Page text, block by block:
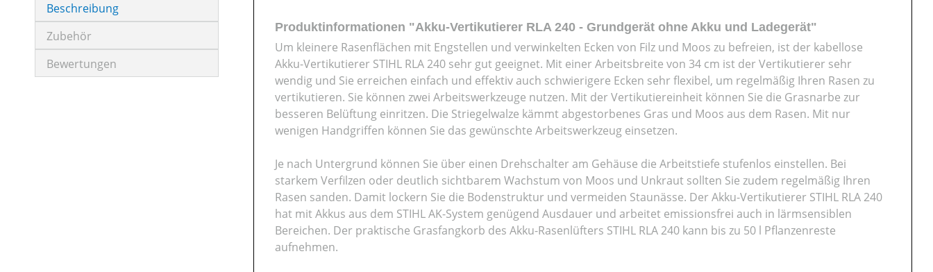
Beschreibung
Zubehör
Bewertungen
Produktinformationen "Akku-Vertikutierer RLA 240 - Grundgerät ohne Akku und Ladegerät"
Um kleinere Rasenflächen mit Engstellen und verwinkelten Ecken von Filz und Moos zu befreien, ist der kabellose
Akku-Vertikutierer STIHL RLA 240 sehr gut geeignet. Mit einer Arbeitsbreite von 34 cm ist der Vertikutierer sehr
wendig und Sie erreichen einfach und effektiv auch schwierigere Ecken sehr flexibel, um regelmäßig Ihren Rasen zu
vertikutieren. Sie können zwei Arbeitswerkzeuge nutzen. Mit der Vertikutiereinheit können Sie die Grasnarbe zur
besseren Belüftung einritzen. Die Striegelwalze kämmt abgestorbenes Gras und Moos aus dem Rasen. Mit nur
wenigen Handgriffen können Sie das gewünschte Arbeitswerkzeug einsetzen.
Je nach Untergrund können Sie über einen Drehschalter am Gehäuse die Arbeitstiefe stufenlos einstellen. Bei
starkem Verfilzen oder deutlich sichtbarem Wachstum von Moos und Unkraut sollten Sie zudem regelmäßig Ihren
Rasen sanden. Damit lockern Sie die Bodenstruktur und vermeiden Staunässe. Der Akku-Vertikutierer STIHL RLA 240
hat mit Akkus aus dem STIHL AK-System genügend Ausdauer und arbeitet emissionsfrei auch in lärmsensiblen
Bereichen. Der praktische Grasfangkorb des Akku-Rasenlüfters STIHL RLA 240 kann bis zu 50 l Pflanzenreste
aufnehmen.